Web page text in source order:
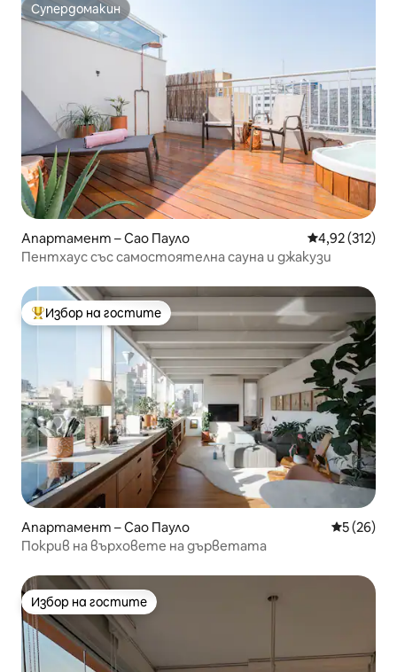
Супердомакин
Супердомакин
Апартамент – Сао Пауло Средна
4,92 (312)
Пентхаус със самостоятелна сауна и джакузи
Най-популярен избор на гостите
Избор на гостите
Апартамент – Сао Пауло Средна
5 (26)
Покрив на върховете на дърветата
Избор на гостите
Избор на гостите